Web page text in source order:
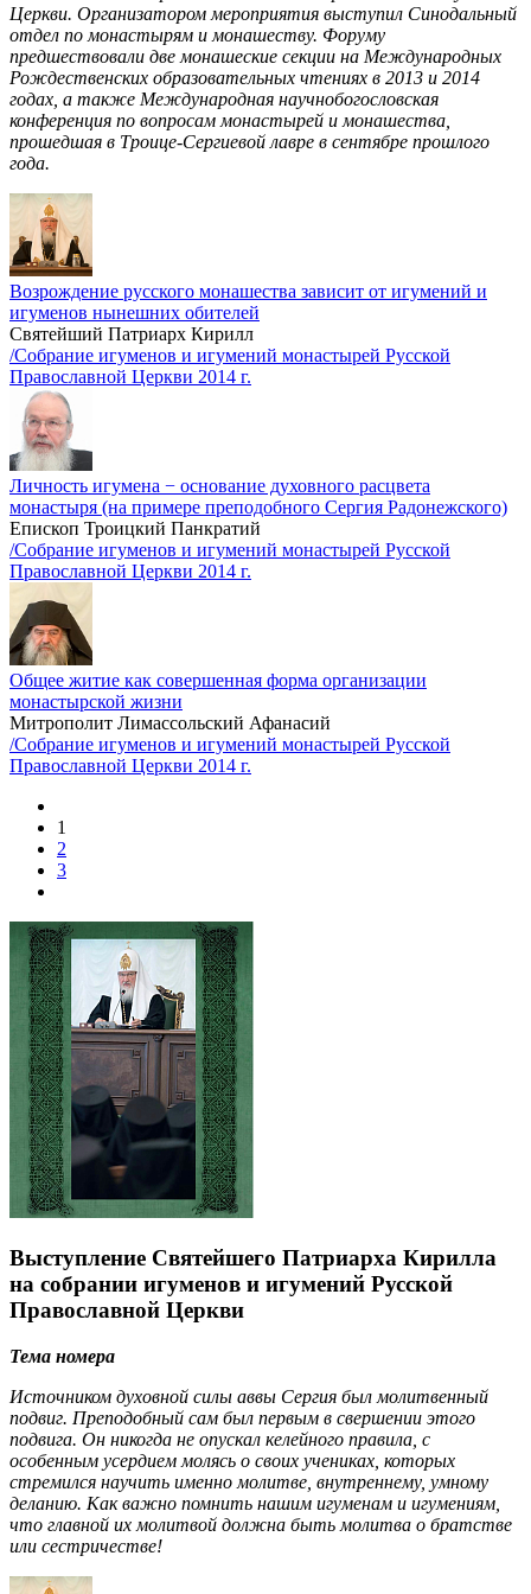
Церкви. Организатором мероприятия выступил Синодальный
отдел по монастырям и монашеству. Форуму
предшествовали две монашеские секции на Международных
Рождественских образовательных чтениях в 2013 и 2014
годах, а также Международная научнобогословская
конференция по вопросам монастырей и монашества,
прошедшая в Троице-Сергиевой лавре в сентябре прошлого
года.
Возрождение русского монашества зависит от игумений и
игуменов нынешних обителей
Святейший Патриарх Кирилл
/Собрание игуменов и игумений монастырей Русской
Православной Церкви 2014 г.
Личность игумена − основание духовного расцвета
монастыря (на примере преподобного Сергия Радонежского)
Епископ Троицкий Панкратий
/Собрание игуменов и игумений монастырей Русской
Православной Церкви 2014 г.
Общее житие как совершенная форма организации
монастырской жизни
Митрополит Лимассольский Афанасий
/Собрание игуменов и игумений монастырей Русской
Православной Церкви 2014 г.
1
2
3
Выступление Святейшего Патриарха Кирилла
на собрании игуменов и игумений Русской
Православной Церкви
Тема номера
Источником духовной силы аввы Сергия был молитвенный
подвиг. Преподобный сам был первым в свершении этого
подвига. Он никогда не опускал келейного правила, с
особенным усердием молясь о своих учениках, которых
стремился научить именно молитве, внутреннему, умному
деланию. Как важно помнить нашим игуменам и игумениям,
что главной их молитвой должна быть молитва о братстве
или сестричестве!